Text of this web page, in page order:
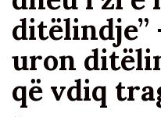
ditëlindje”
uron
që vdiq